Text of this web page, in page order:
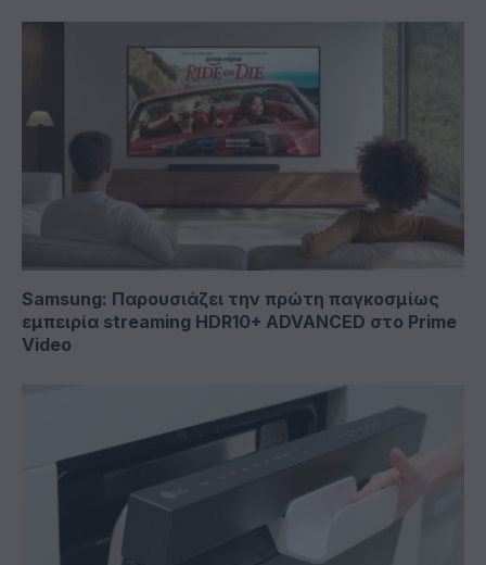
Samsung: Παρουσιάζει την πρώτη παγκοσμίως
εμπειρία streaming HDR10+ ADVANCED στο Prime
Video